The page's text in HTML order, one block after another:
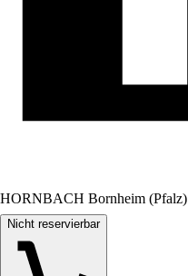
HORNBACH Bornheim (Pfalz)
Nicht reservierbar